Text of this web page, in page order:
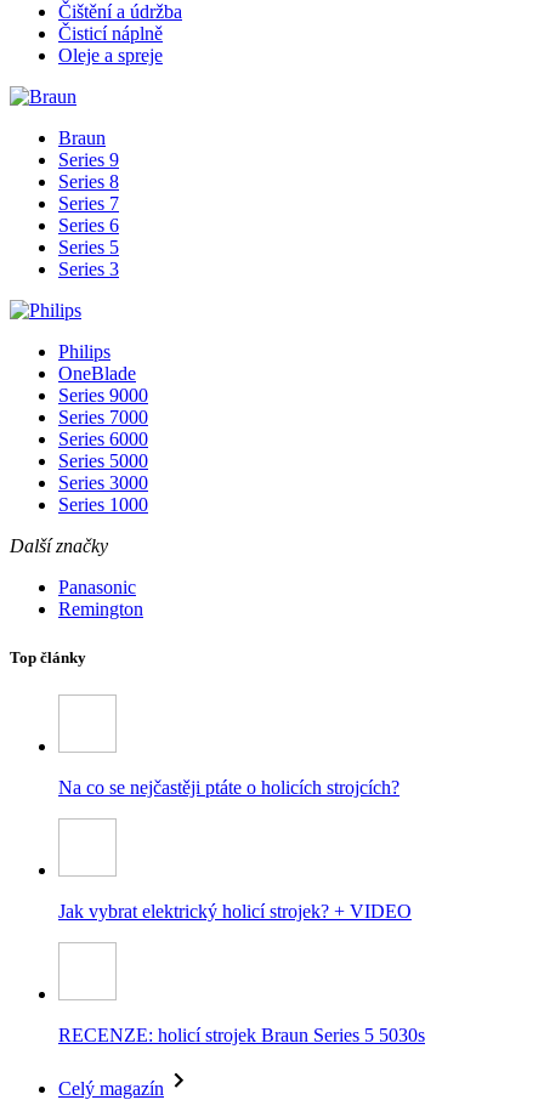
Čištění a údržba
Čisticí náplně
Oleje a spreje
Braun
Series 9
Series 8
Series 7
Series 6
Series 5
Series 3
Philips
OneBlade
Series 9000
Series 7000
Series 6000
Series 5000
Series 3000
Series 1000
Další značky
Panasonic
Remington
Top články
Na co se nejčastěji ptáte o holicích strojcích?
Jak vybrat elektrický holicí strojek? + VIDEO
RECENZE: holicí strojek Braun Series 5 5030s
Celý magazín